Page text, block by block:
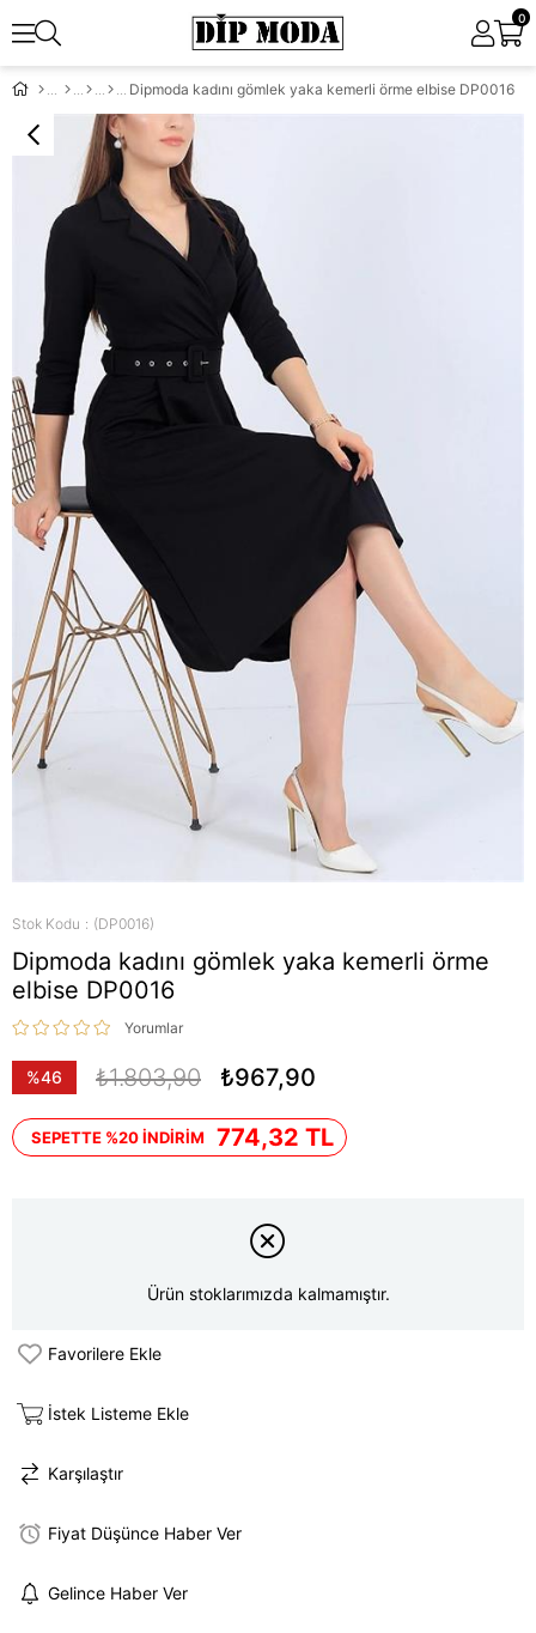
0
Dipmoda kadını gömlek yaka kemerli örme elbise DP0016
Stok Kodu (DP0016)
Dipmoda kadını gömlek yaka kemerli örme
elbise DP0016
Yorumlar
%46
₺1.803,90 ₺967,90
SEPETTE %20 İNDİRİM 774,32 TL
Ürün stoklarımızda kalmamıştır.
Favorilere Ekle
İstek Listeme Ekle
Karşılaştır
Fiyat Düşünce Haber Ver
Gelince Haber Ver